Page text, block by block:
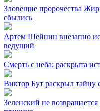
Зловещие пророчества
сбылись
Артем Шейнин внезапно
ведущий
Смерть с неба: раскрыта
Виктор Бут раскрыл тайну
Зеленский не